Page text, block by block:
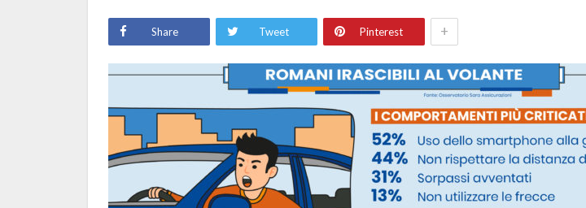
Share Tweet Pinterest +